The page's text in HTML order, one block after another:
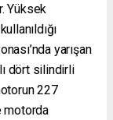
Yüksek
yarışan
dört silindirli
227
motorda